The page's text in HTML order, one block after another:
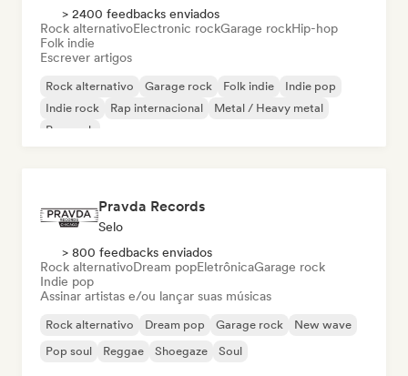
> 2400 feedbacks enviados
Rock alternativoElectronic rockGarage rockHip-hop
Folk indie
Escrever artigos
Rock alternativo Garage rock Folk indie
Indie pop
Indie rock
Rap internacional
Metal / Heavy metal
Pop rock
Pravda Records
Selo
> 800 feedbacks enviados
Rock alternativoDream popEletrônicaGarage rock
Indie pop
Assinar artistas e/ou lançar suas músicas
Rock alternativo Dream pop Garage rock
New wave
Pop soul
Reggae Shoegaze Soul